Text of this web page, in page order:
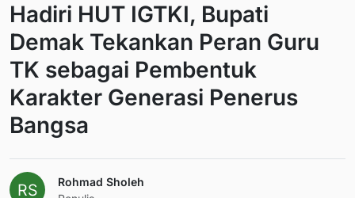
Hadiri HUT IGTKI, Bupati
Demak Tekankan Peran Guru
TK sebagai Pembentuk
Karakter Generasi Penerus
Bangsa
Rohmad Sholeh